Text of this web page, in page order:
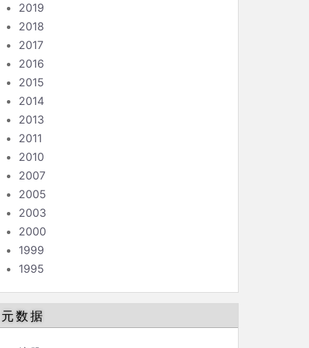
2019
2018
2017
2016
2015
2014
2013
2011
2010
2007
2005
2003
2000
1999
1995
元数据